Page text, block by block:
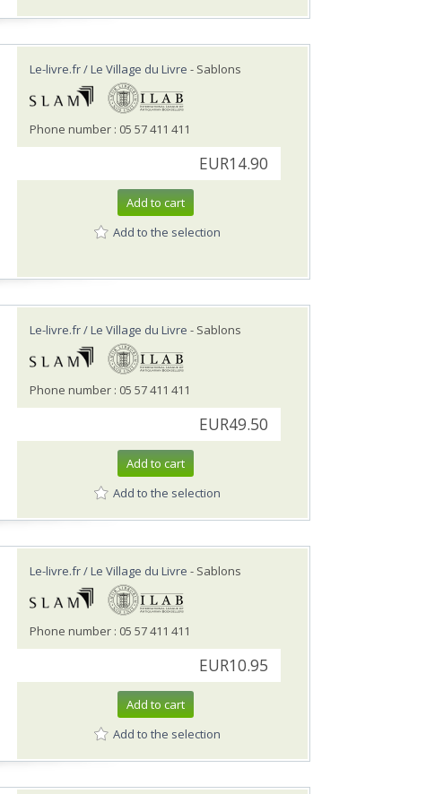
Le-livre.fr / Le Village du Livre - Sablons
Phone number : 05 57 411 411
EUR14.90
Add to cart
Add to the selection
Le-livre.fr / Le Village du Livre - Sablons
Phone number : 05 57 411 411
EUR49.50
Add to cart
Add to the selection
Le-livre.fr / Le Village du Livre - Sablons
Phone number : 05 57 411 411
EUR10.95
Add to cart
Add to the selection